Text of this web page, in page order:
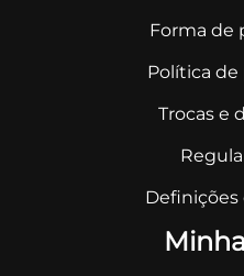
Forma de
Política de
Trocas e
Definições